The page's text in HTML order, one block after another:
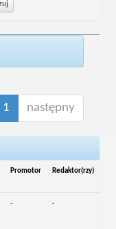
1 następny
Promotor Redaktor(rzy)
- -